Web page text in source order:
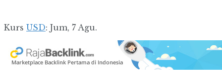
Kurs USD: Jum, 7 Agu.